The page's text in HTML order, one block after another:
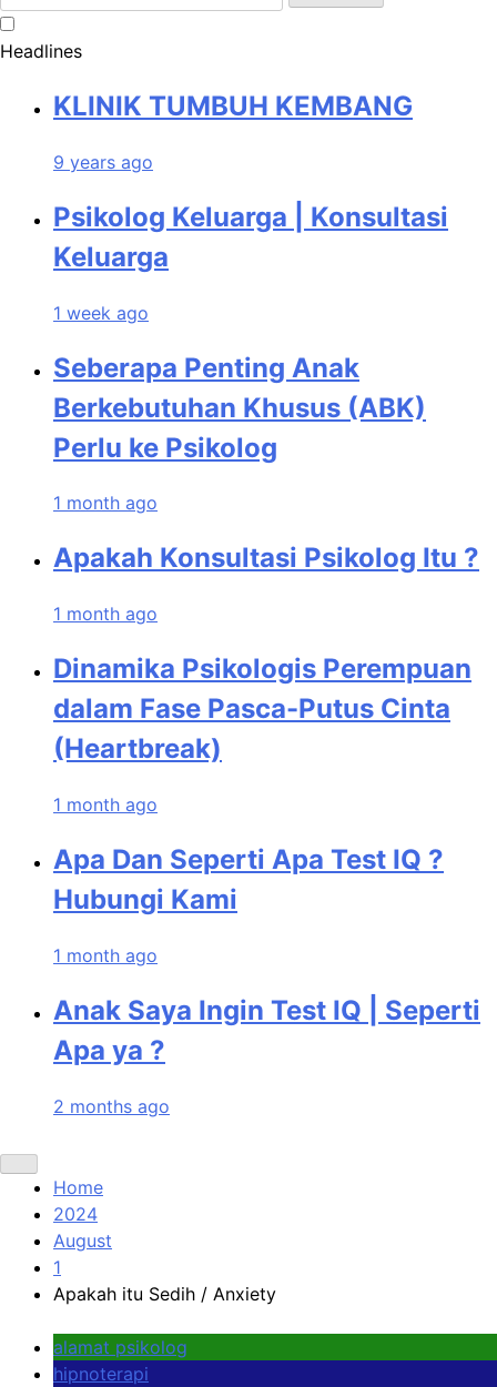
for:
Headlines
KLINIK TUMBUH KEMBANG
9 years ago
Psikolog Keluarga | Konsultasi
Keluarga
1 week ago
Seberapa Penting Anak
Berkebutuhan Khusus (ABK)
Perlu ke Psikolog
1 month ago
Apakah Konsultasi Psikolog Itu ?
1 month ago
Dinamika Psikologis Perempuan
dalam Fase Pasca-Putus Cinta
(Heartbreak)
1 month ago
Apa Dan Seperti Apa Test IQ ?
Hubungi Kami
1 month ago
Anak Saya Ingin Test IQ | Seperti
Apa ya ?
2 months ago
Home
2024
August
1
Apakah itu Sedih / Anxiety
alamat psikolog
hipnoterapi